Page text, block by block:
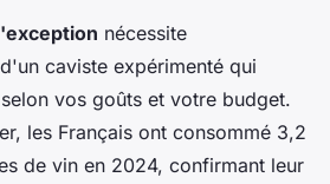
nécessite
caviste expérimenté qui
vos goûts et votre budget.
les Français ont consommé 3,2
de vin en 2024, confirmant leur